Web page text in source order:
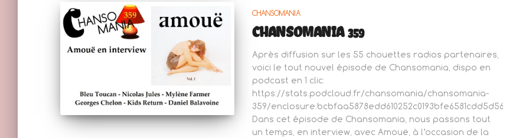
CHANSOMANIA
CHANSOMANIA 359
Après diffusion sur les 55 chouettes radios partenaires,
voici le tout nouvel épisode de Chansomania, dispo en
podcast en 1 clic:
https://stats.podcloud.fr/chansomania/chansomania-
359/
Dans cet épisode de Chansomania, nous passons tout
un temps, en interview, avec Amouë, à l’occasion de la